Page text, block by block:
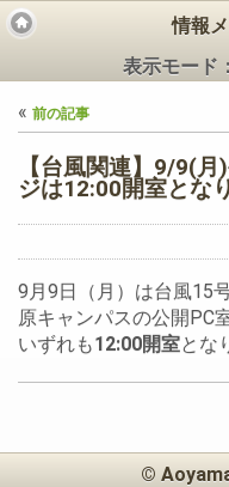
情報
表示モード：
« 前の記事
【台風関連】9/9(
ジは12:00開室とな
9月9日（月）は台風15
原キャンパスの公開PC
いずれも12:00開室とな
©